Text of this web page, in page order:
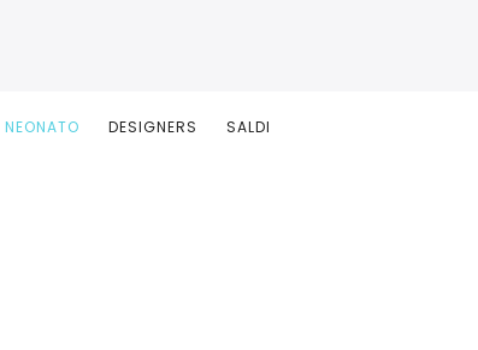
NEONATO DESIGNERS SALDI